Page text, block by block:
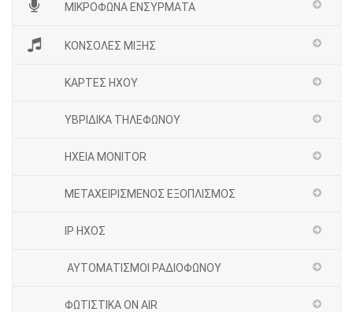
ΜΙΚΡΟΦΩΝΑ ΕΝΣΥΡΜΑΤΑ
ΚΟΝΣΟΛΕΣ ΜΙΞΗΣ
ΚΑΡΤΕΣ ΗΧΟΥ
ΥΒΡΙΔΙΚΑ ΤΗΛΕΦΩΝΟΥ
ΗΧΕΙΑ MONITOR
ΜΕΤΑΧΕΙΡΙΣΜΕΝΟΣ ΕΞΟΠΛΙΣΜΟΣ
IP ΗΧΟΣ
ΑΥΤΟΜΑΤΙΣΜΟΙ ΡΑΔΙΟΦΩΝΟΥ
ΦΩΤΙΣΤΙΚΑ ON AIR